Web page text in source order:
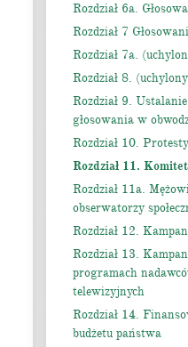
Rozdział 6a.
Rozdział 7
Rozdział 7a.
Rozdział 8.
Rozdział 9.
głosowania w
Rozdział 10.
Rozdział 11.
Rozdział 11a.
obserwatorzy
Rozdział 12.
Rozdział 13.
programach
telewizyjnych
Rozdział 14.
budżetu państwa